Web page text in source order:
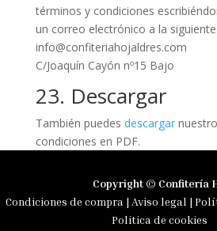
términos y condiciones
un correo electrónico a la
info@confiteriahojaldres.com
C/Joaquín Cayón nº15 Bajo
23. Descargar
También puedes descargar
condiciones en PDF.
Copyright © Confitería
Condiciones de compra | Aviso legal |
Politica de cookies